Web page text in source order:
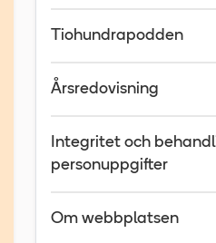
Tiohundrapodden
Årsredovisning
Integritet och
personuppgifter
Om webbplatsen